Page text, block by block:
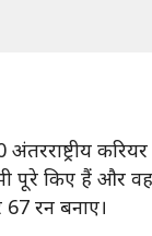
पूरे किए हैं और
रन बनाए।